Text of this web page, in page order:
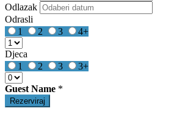
Odlazak
Odrasli
1
2 3 4+
Djeca
1
2 3 3+
Guest Name *